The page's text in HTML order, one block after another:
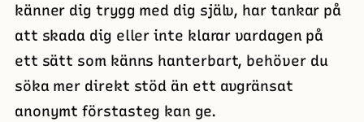
känner dig trygg med dig själv, har tankar på
att skada dig eller inte klarar vardagen på
ett sätt som känns hanterbart, behöver du
söka mer direkt stöd än ett avgränsat
anonymt förstasteg kan ge.